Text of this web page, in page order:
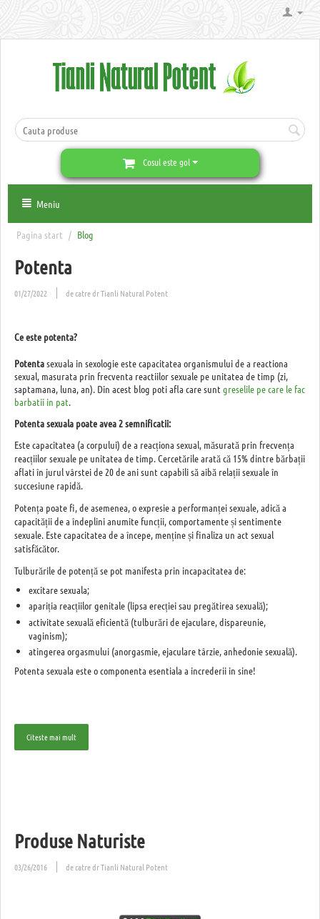
Cosul este gol
Meniu
Pagina start / Blog
Potenta
01/27/2022 de catre dr Tianli Natural Potent
Ce este potenta?
Potentasexuala in sexologie este capacitatea organismului de a reactiona
sexual, masurata prin frecventa reactiilor sexuale pe unitatea de timp (zi,
saptamana, luna, an). Din acest blog poti afla care sunt greselile pe care le fac
barbatii in pat.
Potenta sexuala poate avea 2 semnificatii:
Este capacitatea (a corpului) de a reacționa sexual, măsurată prin frecvența
reacțiilor sexuale pe unitatea de timp. Cercetările arată că 15% dintre bărbații
aflati în jurul vârstei de 20 de ani sunt capabili să aibă relații sexuale în
succesiune rapidă.
Potența poate fi, de asemenea, o expresie a performanței sexuale, adică a
capacității de a îndeplini anumite funcții, comportamente și sentimente
sexuale. Este capacitatea de a începe, menține și finaliza un act sexual
satisfăcător.
Tulburările de potență se pot manifesta prin incapacitatea de:
excitare sexuala;
apariția reacțiilor genitale (lipsa erecției sau pregătirea sexuală);
activitate sexuală eficientă (tulburări de ejaculare, dispareunie,
vaginism);
atingerea orgasmului (anorgasmie, ejaculare târzie, anhedonie sexuală).
Potenta sexuala este o componenta esentiala a increderii in sine!
Citeste mai mult
Produse Naturiste
03/26/2016 de catre dr Tianli Natural Potent